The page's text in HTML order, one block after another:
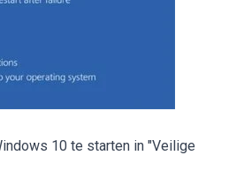
10 te starten in "Veilige